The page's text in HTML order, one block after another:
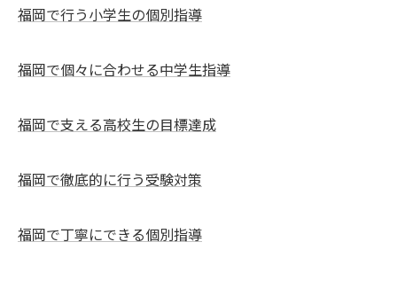
福岡で行う小学生の個別指導
福岡で個々に合わせる中学生指導
福岡で支える高校生の目標達成
福岡で徹底的に行う受験対策
福岡で丁寧にできる個別指導